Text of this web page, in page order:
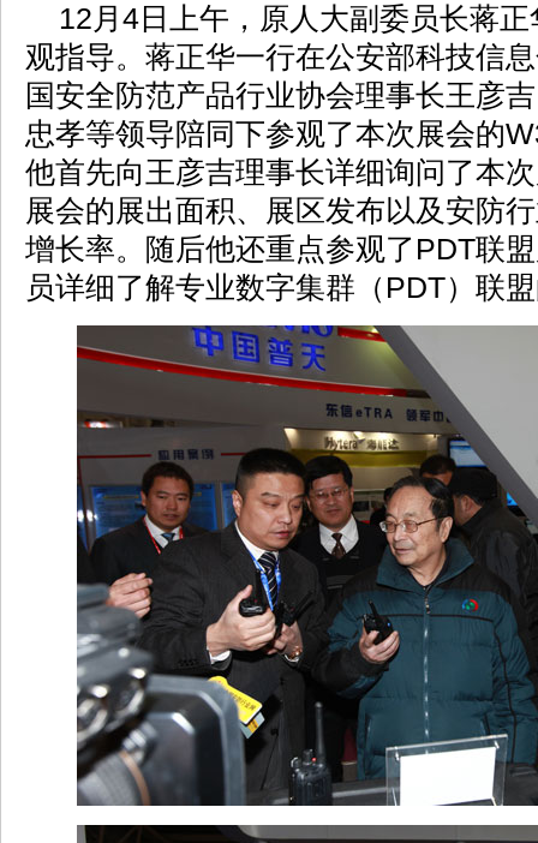
12月4日上午，原人大副委员长蒋正
观指导。蒋正华一行在公安部科技信
国安全防范产品行业协会理事长王彦
忠孝等领导陪同下参观了本次展会的
他首先向王彦吉理事长详细询问了本
展会的展出面积、展区发布以及安防
增长率。随后他还重点参观了PDT联
员详细了解专业数字集群（PDT）联